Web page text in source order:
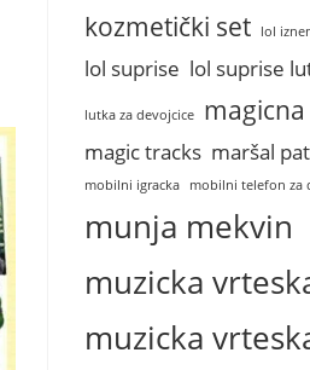
kozmetički set
lol
lol suprise lol suprise
lutka za devojcice magicna
magic tracks maršal
mobilni igracka mobilni telefon za
munja mekvin
muzicka
muzicka